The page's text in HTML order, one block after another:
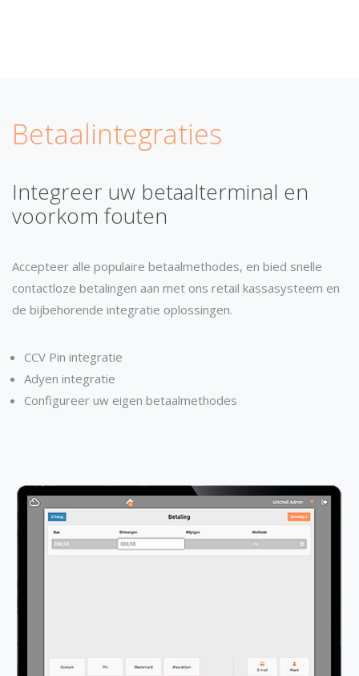
Betaalintegraties
Integreer uw betaalterminal en
voorkom fouten
Accepteer alle populaire betaalmethodes, en bied snelle
contactloze betalingen aan met ons retail kassasysteem en
de bijbehorende integratie oplossingen.
CCV Pin integratie
Adyen integratie
Configureer uw eigen betaalmethodes